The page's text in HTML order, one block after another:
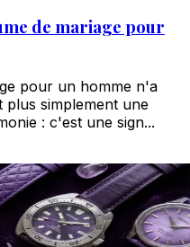
de mariage pour
pour un homme n'a
plus simplement une
: c'est une sign...